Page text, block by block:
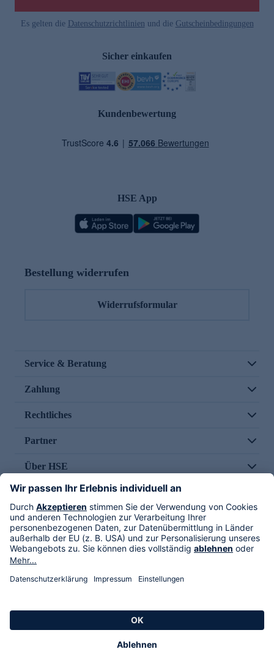
Es gelten die Datenschutzrichtlinien und die Gutscheinbedingungen
Sicher einkaufen
Kundenbewertung
HSE App
Bestellung widerrufen
Widerrufsformular
Service & Beratung
Zahlung
Rechtliches
Partner
Über HSE
Im TV
HSE International